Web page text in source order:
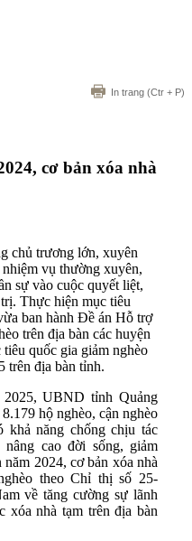
In trang (Ctr + P)
cơ bản xóa nhà
chủ trương lớn, xuyên
vụ thường xuyên,
sự vào cuộc quyết liệt,
Thực hiện mục tiêu
ban hành Đề án Hỗ trợ
trên địa bàn các huyện
quốc gia giảm nghèo
trên địa bàn tỉnh.
UBND tỉnh Quảng
hộ nghèo, cận nghèo
khả năng chống chịu tác
cao đời sống, giảm
2024, cơ bản xóa nhà
theo Chỉ thị số 25-
về tăng cường sự lãnh
xóa nhà tạm trên địa bàn